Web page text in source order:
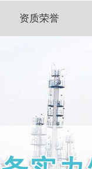
资质荣誉